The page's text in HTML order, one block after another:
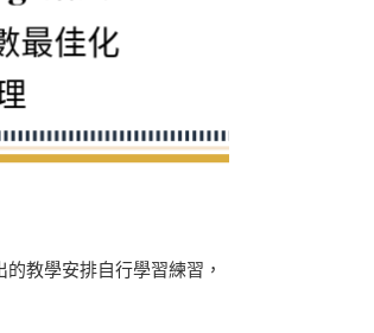
教學安排自行學習練習，